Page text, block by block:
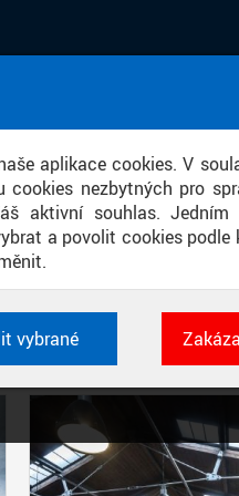
aplikace cookies. V
nezbytných pro
aktivní souhlas. Jedním
a povolit cookies podle
Jsou nezbytné pro
vybrané
FILTRU
ŠTÍTEK: MENZA